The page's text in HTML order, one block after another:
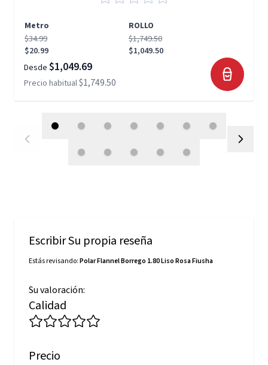
Metro
ROLLO
$34.99
$20.99
$1,749.50
$1,049.50
Desde $1,049.69
Precio habitual$1,749.50
Escribir Su propia reseña
Estás revisando:Polar Flannel Borrego 1.80 Liso Rosa Fiusha
Su valoración:
Calidad
Precio